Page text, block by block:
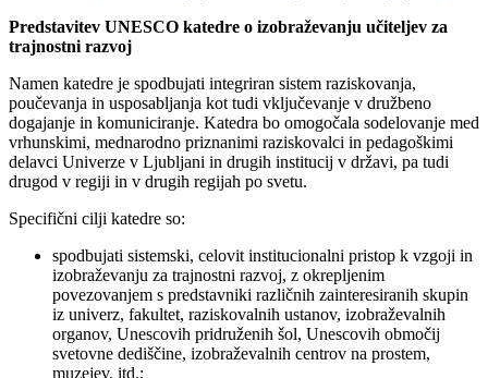
Predstavitev UNESCO katedre o izobraževanju učiteljev za
trajnostni razvoj
Namen katedre je spodbujati integriran sistem raziskovanja,
poučevanja in usposabljanja kot tudi vključevanje v družbeno
dogajanje in komuniciranje. Katedra bo omogočala sodelovanje med
vrhunskimi, mednarodno priznanimi raziskovalci in pedagoškimi
delavci Univerze v Ljubljani in drugih institucij v državi, pa tudi
drugod v regiji in v drugih regijah po svetu.
Specifični cilji katedre so:
spodbujati sistemski, celovit institucionalni pristop k vzgoji in
izobraževanju za trajnostni razvoj, z okrepljenim
povezovanjem s predstavniki različnih zainteresiranih skupin
iz univerz, fakultet, raziskovalnih ustanov, izobraževalnih
organov, Unescovih pridruženih šol, Unescovih območij
svetovne dediščine, izobraževalnih centrov na prostem,
muzejev, itd.;